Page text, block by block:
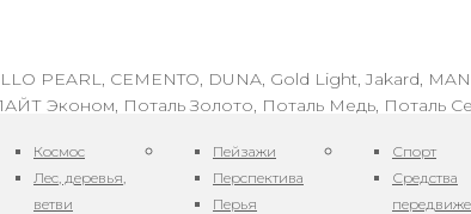
Космос
Лес, деревья,
ветви
Пейзажи
Перспектива
Перья
Спорт
Средства
PEARL, CEMENTO, DUNA, Gold Light, Jakard,
Эконом, Поталь Золото, Поталь Медь, Поталь